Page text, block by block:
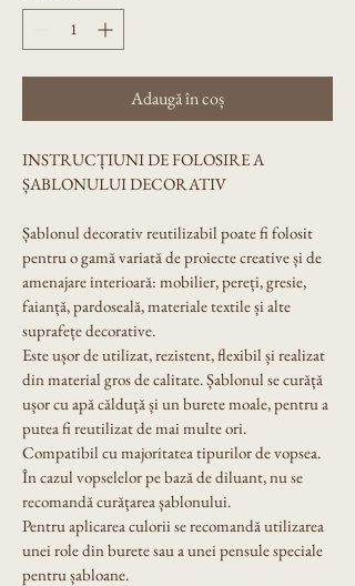
Adaugă în coș
INSTRUCȚIUNI DE FOLOSIRE A
ȘABLONULUI DECORATIV
Șablonul decorativ reutilizabil poate fi folosit
pentru o gamă variată de proiecte creative și de
amenajare interioară: mobilier, pereți, gresie,
faianță, pardoseală, materiale textile și alte
suprafețe decorative.
Este ușor de utilizat, rezistent, flexibil și realizat
din material gros de calitate. Șablonul se curăță
ușor cu apă călduță și un burete moale, pentru a
putea fi reutilizat de mai multe ori.
Compatibil cu majoritatea tipurilor de vopsea.
În cazul vopselelor pe bază de diluant, nu se
recomandă curățarea șablonului.
Pentru aplicarea culorii se recomandă utilizarea
unei role din burete sau a unei pensule speciale
pentru șabloane.